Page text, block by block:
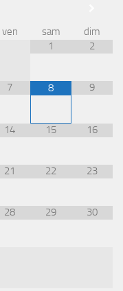
ven sam
dim
1
2
7 8 9
14 15 16
21 22 23
28 29 30